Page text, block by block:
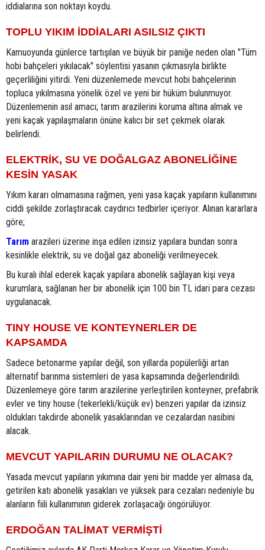
iddialarına son noktayı koydu.
TOPLU YIKIM İDDİALARI ASILSIZ ÇIKTI
Kamuoyunda günlerce tartışılan ve büyük bir paniğe neden olan "Tüm
hobi bahçeleri yıkılacak" söylentisi yasanın çıkmasıyla birlikte
geçerliliğini yitirdi. Yeni düzenlemede mevcut hobi bahçelerinin
topluca yıkılmasına yönelik özel ve yeni bir hüküm bulunmuyor.
Düzenlemenin asıl amacı; tarım arazilerini koruma altına almak ve
yeni kaçak yapılaşmaların önüne kalıcı bir set çekmek olarak
belirlendi.
ELEKTRİK, SU VE DOĞALGAZ ABONELİĞİNE
KESİN YASAK
Yıkım kararı olmamasına rağmen, yeni yasa kaçak yapıların kullanımını
ciddi şekilde zorlaştıracak caydırıcı tedbirler içeriyor. Alınan kararlara
göre;
Tarım arazileri üzerine inşa edilen izinsiz yapılara bundan sonra
kesinlikle elektrik, su ve doğal gaz aboneliği verilmeyecek.
Bu kuralı ihlal ederek kaçak yapılara abonelik sağlayan kişi veya
kurumlara, sağlanan her bir abonelik için 100 bin TL idari para cezası
uygulanacak.
TINY HOUSE VE KONTEYNERLER DE
KAPSAMDA
Sadece betonarme yapılar değil, son yıllarda popülerliği artan
alternatif barınma sistemleri de yasa kapsamında değerlendirildi.
Düzenlemeye göre tarım arazilerine yerleştirilen konteyner, prefabrik
evler ve tiny house (tekerlekli/küçük ev) benzeri yapılar da izinsiz
oldukları takdirde abonelik yasaklarından ve cezalardan nasibini
alacak.
MEVCUT YAPILARIN DURUMU NE OLACAK?
Yasada mevcut yapıların yıkımına dair yeni bir madde yer almasa da,
getirilen katı abonelik yasakları ve yüksek para cezaları nedeniyle bu
alanların fiili kullanımının giderek zorlaşacağı öngörülüyor.
ERDOĞAN TALİMAT VERMİŞTİ